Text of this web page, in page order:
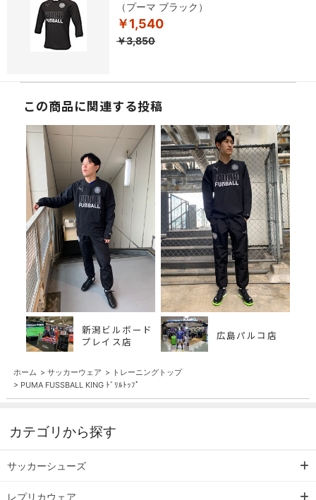
（プーマ ブラック）
￥1,540
￥3,850
この商品に関連する投稿
新潟ビルボード
プレイス店
広島パルコ店
ホーム > サッカーウェア > トレーニングトップ
> PUMA FUSSBALL KING ﾄﾞﾘﾙﾄｯﾌﾟ
カテゴリから探す
サッカーシューズ
レプリカウェア